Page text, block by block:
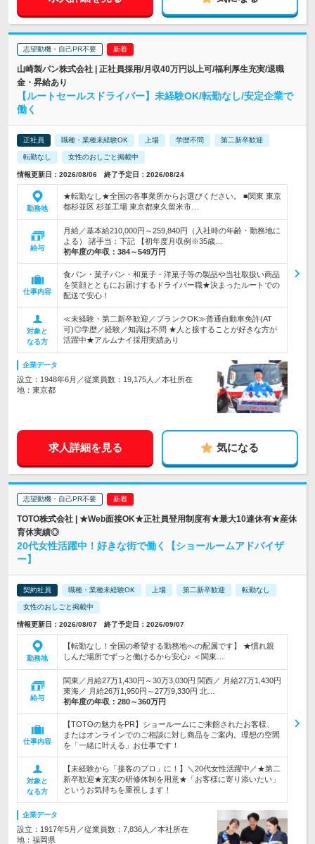
志望動機・自己PR不要
山崎製パン株式会社 | 正社員採用/月収40万円以上可/福利厚生充実/退職
金・昇給あり
【ルートセールスドライバー】未経験OK/転勤なし/安定企業で
働く
正社員 職種・業種未経験OK 上場 学歴不問 第二新卒歓迎
転勤なし 女性のおしごと掲載中
情報更新日：2026/08/06 終了予定日：2026/08/24
勤務地
★転勤なし★全国の各事業所からお選びください。 ■関東 東京
都杉並区 杉並工場 東京都東久留米市…
給与
月給／基本給210,000円～259,840円（入社時の年齢・勤務地に
よる） 諸手当：下記 【初年度月収例※35歳…
初年度の年収： 384～549万円
仕事内容
食パン・菓子パン・和菓子・洋菓子等の製品や当社取扱い商品
を笑顔とともにお届けするドライバー職★決まったルートでの
配送で安心！
対象と
なる方
≪未経験・第二新卒歓迎／ブランクOK≫普通自動車免許(AT
可)◎学歴／経験／知識は不問 ★人と接することが好きな方が
活躍中★アルムナイ採用実績あり
企業データ
設立：1948年6月／従業員数：19,175人／本社所在
地：東京都
求人詳細を見る 気になる
志望動機・自己PR不要
TOTO株式会社 | ★Web面接OK★正社員登用制度有★最大10連休有★産休
育休実績◎
20代女性活躍中！好きな街で働く【ショールームアドバイザ
ー】
契約社員 職種・業種未経験OK 上場 第二新卒歓迎 転勤なし
女性のおしごと掲載中
情報更新日：2026/08/07 終了予定日：2026/09/07
勤務地
【転勤なし！全国の希望する勤務地への配属です】 ★慣れ親
しんだ場所でずっと働けるから安心♪ ＜関東…
給与
関東／月給27万1,430円～30万3,030円 関西／ 月給27万1,430円
東海／ 月給26万1,950円～27万9,330円 北…
初年度の年収： 280～360万円
仕事内容
【TOTOの魅力をPR】ショールームにご来館されたお客様、
またはオンラインでのご相談に対し商品をご案内。理想の空間
を「一緒に叶える」お仕事です！
対象と
なる方
【未経験から「接客のプロ」に！】＼20代女性活躍中／★第二
新卒歓迎★充実の研修体制を用意★「お客様に寄り添いたい」
というお気持ちを重視します！
企業データ
設立：1917年5月／従業員数：7,836人／本社所在
地：福岡県